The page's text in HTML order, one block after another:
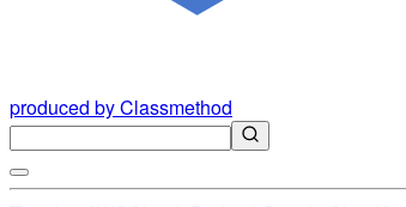
produced by Classmethod